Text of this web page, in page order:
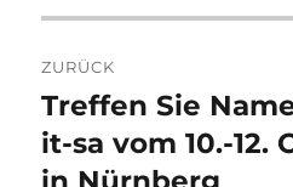
ZURÜCK
Vorheriger
Beitrag:
Treffen Sie
it-sa vom 10.-12.